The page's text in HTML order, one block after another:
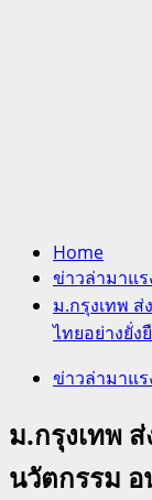
Home
ข่าวล่ามาแร
ม.กรุงเทพ
ไทยอย่างยั่ง
ข่าวล่ามาแร
ม.กรุงเทพ
นวัตกรรม อ